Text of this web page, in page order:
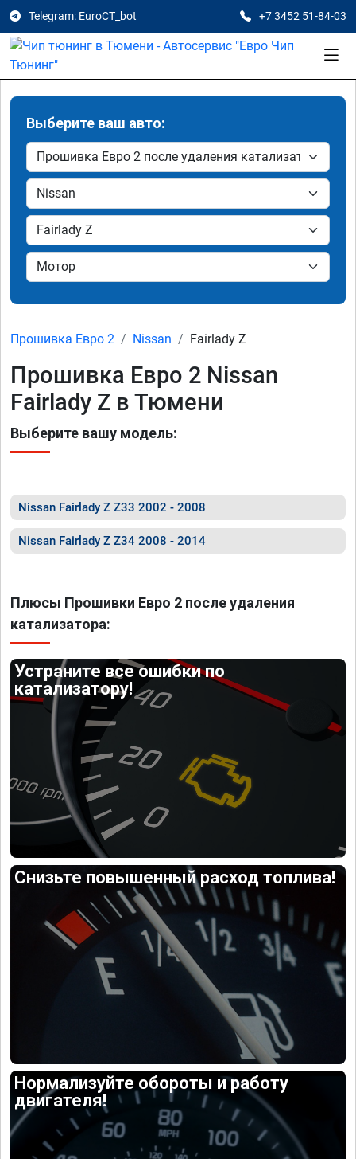
Telegram: EuroCT_bot +7 3452 51-84-03
Выберите ваш авто:
Прошивка Евро 2 Nissan Fairlady Z
Прошивка Евро 2 Nissan
Fairlady Z в Тюмени
Выберите вашу модель:
Nissan Fairlady Z Z33 2002 - 2008
Nissan Fairlady Z Z34 2008 - 2014
Плюсы Прошивки Евро 2 после удаления
катализатора:
Устраните все ошибки по
катализатору!
Снизьте повышенный расход топлива!
Нормализуйте обороты и работу
двигателя!